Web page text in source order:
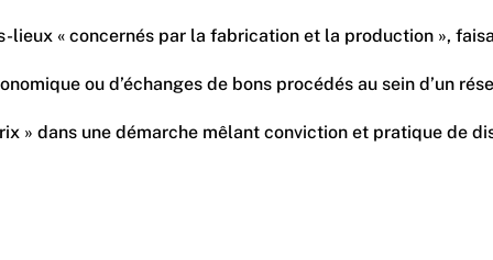
« concernés par la fabrication et la production »,
ou d’échanges de bons procédés au
dans une démarche mêlant conviction et pratique